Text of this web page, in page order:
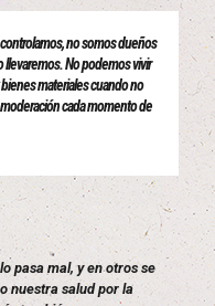
no somos dueños
No podemos vivir
materiales cuando no
cada momento de
pasa mal, y en otros se
nuestra salud por la